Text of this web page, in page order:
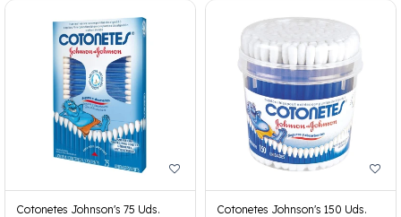
Cotonetes Johnson's 75 Uds. Cotonetes Johnson's 150 Uds.